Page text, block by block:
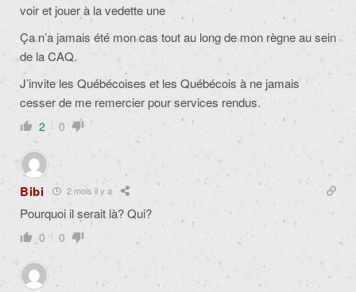
voir et jouer à la vedette une
Ça n’a jamais été mon cas tout au long de mon règne au sein
de la CAQ.
J’invite les Québécoises et les Québécois à ne jamais
cesser de me remercier pour services rendus.
2 0
Bibi 2 mois il y a
Pourquoi il serait là? Qui?
0 0